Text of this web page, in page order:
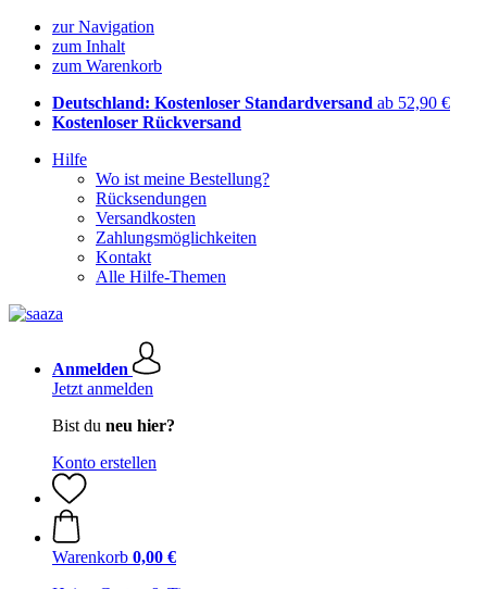
zur Navigation
zum Inhalt
zum Warenkorb
Deutschland: Kostenloser Standardversand ab 52,90 €
Kostenloser Rückversand
Hilfe
Wo ist meine Bestellung?
Rücksendungen
Versandkosten
Zahlungsmöglichkeiten
Kontakt
Alle Hilfe-Themen
Anmelden
Jetzt anmelden
Bist du neu hier?
Konto erstellen
Warenkorb 0,00 €